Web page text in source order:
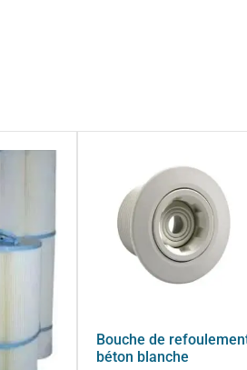
Bouche de
béton blanche